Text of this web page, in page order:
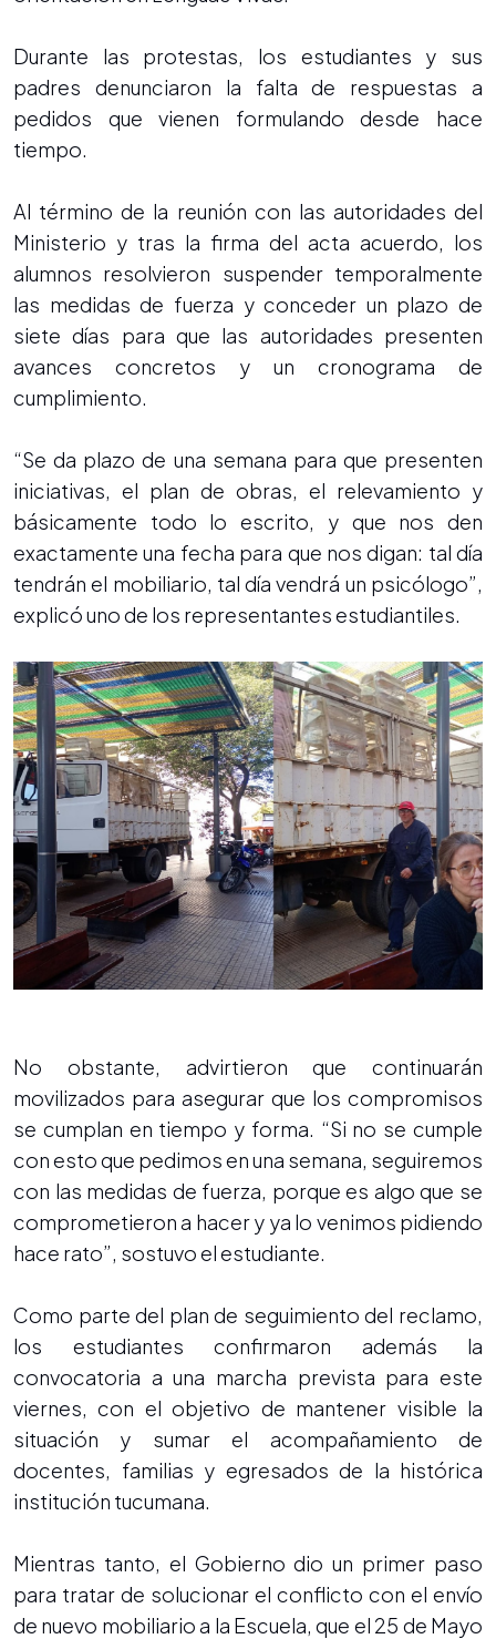
Durante las protestas, los estudiantes y sus
padres denunciaron la falta de respuestas a
pedidos que vienen formulando desde hace
tiempo.
Al término de la reunión con las autoridades del
Ministerio y tras la firma del acta acuerdo, los
alumnos resolvieron suspender temporalmente
las medidas de fuerza y conceder un plazo de
siete días para que las autoridades presenten
avances concretos y un cronograma de
cumplimiento.
“Se da plazo de una semana para que presenten
iniciativas, el plan de obras, el relevamiento y
básicamente todo lo escrito, y que nos den
exactamente una fecha para que nos digan: tal día
tendrán el mobiliario, tal día vendrá un psicólogo”,
explicó uno de los representantes estudiantiles.
No obstante, advirtieron que continuarán
movilizados para asegurar que los compromisos
se cumplan en tiempo y forma. “Si no se cumple
con esto que pedimos en una semana, seguiremos
con las medidas de fuerza, porque es algo que se
comprometieron a hacer y ya lo venimos pidiendo
hace rato”, sostuvo el estudiante.
Como parte del plan de seguimiento del reclamo,
los estudiantes confirmaron además la
convocatoria a una marcha prevista para este
viernes, con el objetivo de mantener visible la
situación y sumar el acompañamiento de
docentes, familias y egresados de la histórica
institución tucumana.
Mientras tanto, el Gobierno dio un primer paso
para tratar de solucionar el conflicto con el envío
de nuevo mobiliario a la Escuela, que el 25 de Mayo